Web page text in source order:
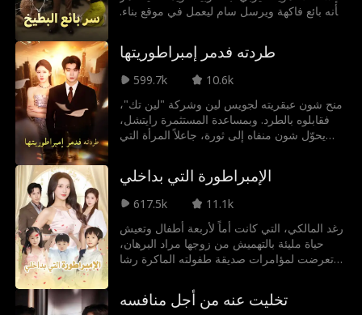
بأنه بائع فاكهة ويرسل سام ليعمل في موقع بناء.
مرؤوسي بنتلي، ويسرق حبيبته ويسحقه
باستمرار، يتدخل بنتلي. يُكشف سره، لكن
المتنمر يتمادى في غيّه إلى أن يصل والده، وعندها
تتجلى الحقيقة الصادمة.
طردته فدمر إمبراطوريتها
599.7k
10.6k
منح شون عبقريته لجويس لين وشركة "لين تك"،
فقابلوه بالطرد. وبمساعدة المستثمرة رايتشل،
يحوّل شون منفاه إلى ثورة، جاعلاً المرأة التي
الإمبراطورة التي بداخلي
617.5k
11.1k
رغد المالكي، التي كانت أماً لأربعة أطفال وتعيش
حياة مليئة بالتهميش من زوجها مراد البرهان،
تعرضت لمؤامرات صديقة طفولته الماكرة رشا
إمبراطورية الكرمل. بتحول جذري، استعادت رغد
رشاقتها وأناقتها واستردت احترامها لذاتها،
تخليت عنه من أجل منافسه